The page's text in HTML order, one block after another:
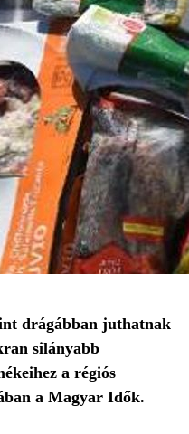
drágábban juthatnak
silányabb
a régiós
a Magyar Idők.